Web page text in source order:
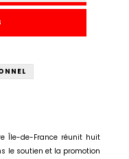
Île-de-France réunit huit
le soutien et la promotion